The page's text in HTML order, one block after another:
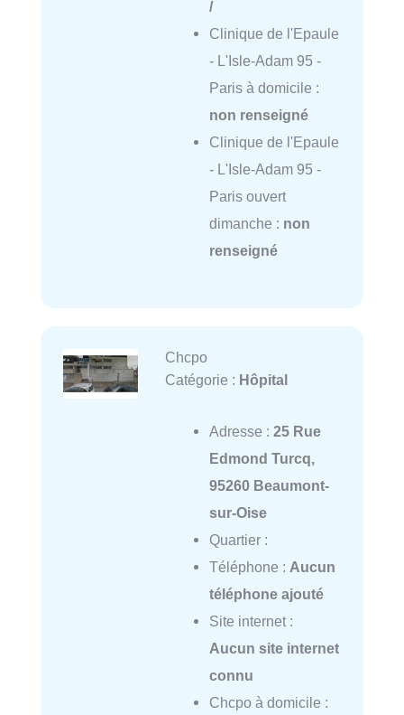
/
Clinique de l'Epaule
- L'Isle-Adam 95 -
Paris à domicile :
non renseigné
Clinique de l'Epaule
- L'Isle-Adam 95 -
Paris ouvert
dimanche : non
renseigné
Chcpo
Catégorie : Hôpital
Adresse : 25 Rue
Edmond Turcq,
95260 Beaumont-
sur-Oise
Quartier :
Téléphone : Aucun
téléphone ajouté
Site internet :
Aucun site internet
connu
Chcpo à domicile :